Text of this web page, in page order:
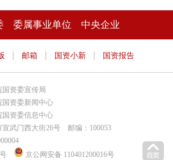
委属事业单位 中央企业
| 邮箱 | 国资小新 | 国资报告
国资委宣传局
国资委新闻中心
国资委信息中心
宣武门西大街26号 邮编：100053
京公网安备 110401200016号